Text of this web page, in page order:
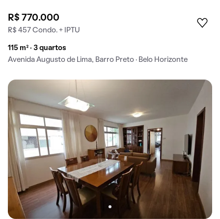
R$ 770.000
R$ 457 Condo. + IPTU
115 m² · 3 quartos
Avenida Augusto de Lima, Barro Preto · Belo Horizonte